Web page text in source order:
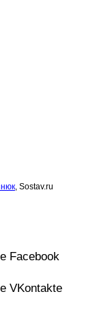
, Sostav.ru
Facebook
VKontakte